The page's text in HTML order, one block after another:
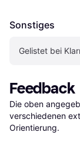
Sonstiges
Gelistet bei
Feedback
Die oben
verschiedenen
Orientierung.